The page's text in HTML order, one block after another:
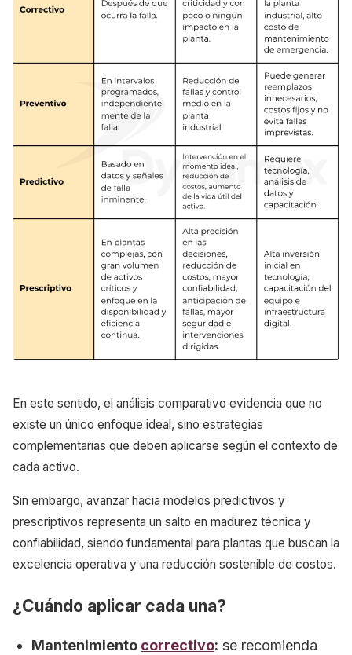
En este sentido, el análisis comparativo evidencia que no
existe un único enfoque ideal, sino estrategias
complementarias que deben aplicarse según el contexto de
cada activo.
Sin embargo, avanzar hacia modelos predictivos y
prescriptivos representa un salto en madurez técnica y
confiabilidad, siendo fundamental para plantas que buscan la
excelencia operativa y una reducción sostenible de costos.
¿Cuándo aplicar cada una?
Mantenimiento correctivo: se recomienda